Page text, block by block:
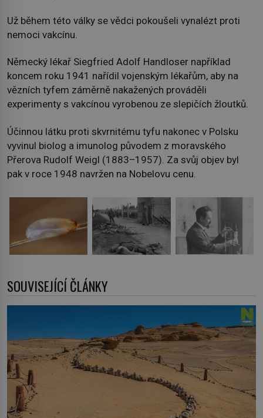
Už během této války se vědci pokoušeli vynalézt proti
nemoci vakcínu.
Německý lékař Siegfried Adolf Handloser například
koncem roku 1941 nařídil vojenským lékařům, aby na
vězních tyfem záměrně nakažených prováděli
experimenty s vakcínou vyrobenou ze slepičích žloutků.
Účinnou látku proti skvrnitému tyfu nakonec v Polsku
vyvinul biolog a imunolog původem z moravského
Přerova Rudolf Weigl (1883–1957). Za svůj objev byl
pak v roce 1948 navržen na Nobelovu cenu.
SOUVISEJÍCÍ ČLÁNKY